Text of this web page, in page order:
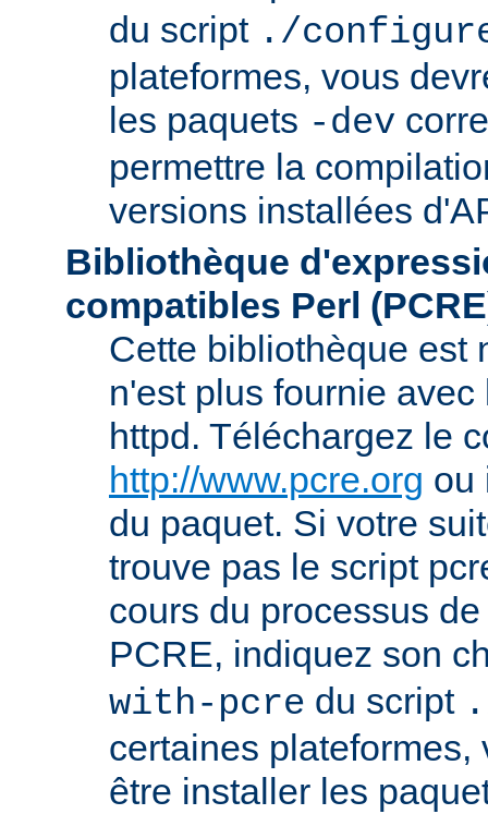
du script ./
plateformes, vous
les paquets -dev
permettre la
versions installées
Bibliothèque
compatibles Perl
Cette bibliothèque est
n'est plus fournie
httpd. Téléchargez le
http://www.pcre.org ou
du paquet. Si votre
trouve pas le script
cours du processus
PCRE, indiquez son
with-pcre du script
certaines plateformes,
être installer les